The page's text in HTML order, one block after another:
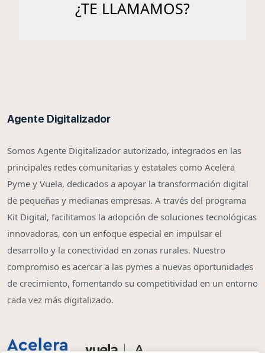
Agente Digitalizador
Somos Agente Digitalizador autorizado, integrados en las
principales redes comunitarias y estatales como Acelera
Pyme y Vuela, dedicados a apoyar la transformación digital
de pequeñas y medianas empresas. A través del programa
Kit Digital, facilitamos la adopción de soluciones tecnológicas
innovadoras, con un enfoque especial en impulsar el
desarrollo y la conectividad en zonas rurales. Nuestro
compromiso es acercar a las pymes a nuevas oportunidades
de crecimiento, fomentando su competitividad en un entorno
cada vez más digitalizado.